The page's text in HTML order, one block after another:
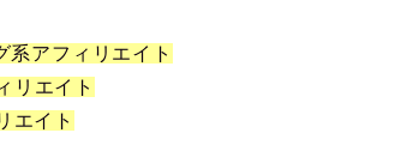
アフィリエイト
リエイト
エイト